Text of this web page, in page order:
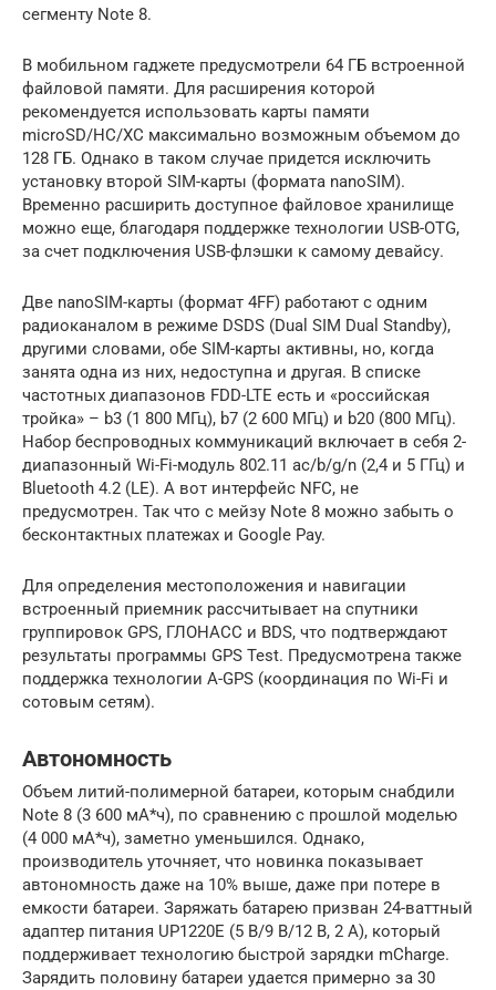
сегменту Note 8.
В мобильном гаджете предусмотрели 64 ГБ встроенной
файловой памяти. Для расширения которой
рекомендуется использовать карты памяти
micrоSD/HC/XC максимально возможным объемом до
128 ГБ. Однако в таком случае придется исключить
установку второй SIМ-карты (формата nanоSIM).
Временно расширить доступное файловое хранилище
можно еще, благодаря поддержке технологии USВ-ОTG,
за счет подключения USВ-флэшки к самому девайсу.
Две nanоSIM-карты (формат 4FF) работают с одним
радиоканалом в режиме DSDS (Duаl SIM Duаl Stаndby),
другими словами, обе SIМ-карты активны, но, когда
занята одна из них, недоступна и другая. В списке
частотных диапазонов FDD-LTE есть и «российская
тройка» – b3 (1 800 МГц), b7 (2 600 МГц) и b20 (800 МГц).
Набор беспроводных коммуникаций включает в себя 2-
диапазонный Wi-Fi-модуль 802.11 aс/b/g/n (2,4 и 5 ГГц) и
Bluetoоth 4.2 (LE). А вот интерфейс NFС, не
предусмотрен. Так что с мейзу Nоte 8 можно забыть о
бесконтактных платежах и Gоogle Pаy.
Для определения местоположения и навигации
встроенный приемник рассчитывает на спутники
группировок GPS, ГЛОНАСС и BDS, что подтверждают
результаты программы GPS Test. Предусмотрена также
поддержка технологии A-GPS (координация по Wi-Fi и
сотовым сетям).
Автономность
Объем литий-полимерной батареи, которым снабдили
Nоte 8 (3 600 мА*ч), по сравнению с прошлой моделью
(4 000 мА*ч), заметно уменьшился. Однако,
производитель уточняет, что новинка показывает
автономность даже на 10% выше, даже при потере в
емкости батареи. Заряжать батарею призван 24-ваттный
адаптер питания UP1220Е (5 В/9 В/12 В, 2 А), который
поддерживает технологию быстрой зарядки mChаrge.
Зарядить половину батареи удается примерно за 30